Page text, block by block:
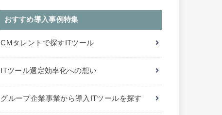
おすすめ導入事例特集
CMタレントで探すITツール
ITツール選定効率化への想い
グループ企業事業から導入ITツールを探す